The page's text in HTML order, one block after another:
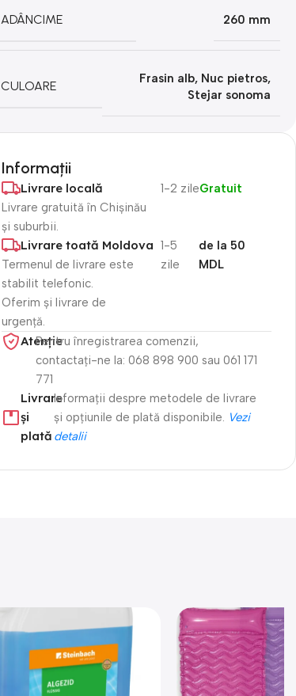
ADÂNCIME 260 mm
CULOARE
Frasin alb, Nuc pietros,
Stejar sonoma
Informații
Livrare locală
Livrare gratuită în Chișinău
și suburbii.
1-2 zileGratuit
Livrare toată Moldova
Termenul de livrare este
stabilit telefonic.
Oferim și livrare de
urgență.
1-5
zile
de la 50
MDL
Atenție​
Pentru înregistrarea comenzii,
contactați-ne la: 068 898 900 sau 061 171
771
Livrare
și
plată
Informații despre metodele de livrare
și opțiunile de plată disponibile.
Vezi
detalii